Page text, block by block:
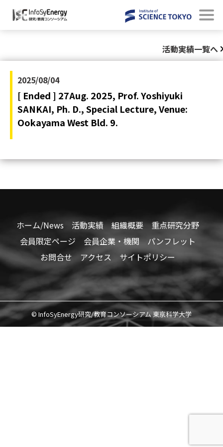
活動実績一覧へ
2025/08/04
[ Ended ] 27Aug. 2025, Prof. Yoshiyuki
SANKAI, Ph. D., Special Lecture, Venue:
Ookayama West Bld. 9.
ホーム/News 活動実績 組織概要
重点研究分野
会員限定ページ
会員企業・機関
パンフレット
お問合せ
アクセス サイトポリシー
© InfoSyEnergy研究/教育コンソーシアム 東京科学大学